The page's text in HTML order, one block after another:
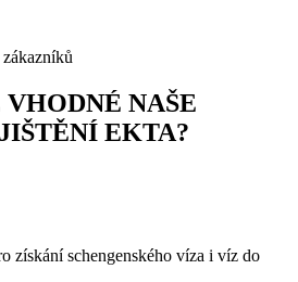
NAŠE
EKTA?
získání schengenského víza i víz do